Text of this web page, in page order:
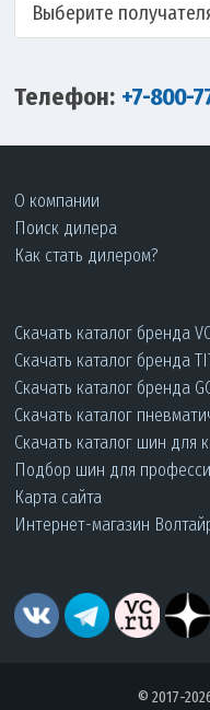
Выберите
Телефон: +7-800-
О компании
Поиск дилера
Как стать дилером?
Скачать каталог бренда
Скачать каталог бренда
Скачать каталог бренда
Скачать каталог
Скачать каталог шин для
Подбор шин для
Карта сайта
Интернет-магазин
© 2017-